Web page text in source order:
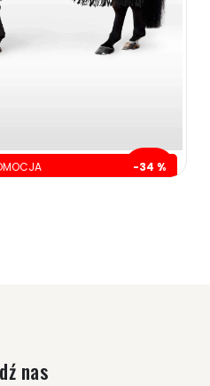
-34 %
nas